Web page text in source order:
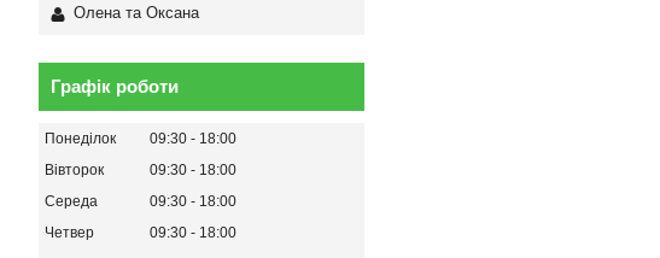
Олена та Оксана
Графік роботи
Понеділок 09:30
18:00
Вівторок
09:30
18:00
Середа
09:30
18:00
Четвер
09:30
18:00